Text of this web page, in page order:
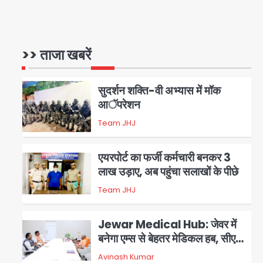
>> ताजा खबरें
1
2
सुदर्शन शक्ति-वी अभ्यास में मॉक
आॅपरेशन
Team JHJ
3
एयरपोर्ट का फर्जी कर्मचारी बनकर 3
लाख उड़ाए, अब पहुंचा सलाखों के पीछे
Team JHJ
Jewar Medical Hub: जेवर में
बनेगा एम्स से बेहतर मेडिकल हब, सीएम
योगी को लिखा पत्र
Avinash Kumar